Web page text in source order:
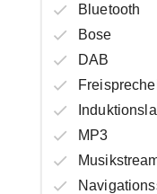
Bluetooth
Bose
DAB
MP3